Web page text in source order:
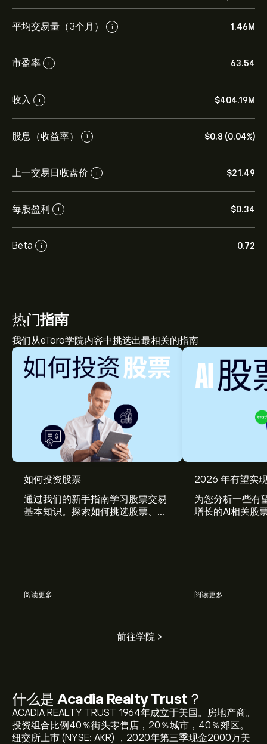
平均交易量（3个月） i 1.46M
市盈率 i 63.54
收入 i ‎$‎404.19M
股息（收益率） i ‎$‎0.8 (0.04%)
上一交易日收盘价 i ‎$‎21.49
每股盈利 i ‎$‎0.34
Beta i 0.72
什么是 Acadia Realty Trust ？
ACADIA REALTY TRUST 1964年成立于美国。房地产商。
投资组合比例40％街头零售店，20％城市，40％郊区。
纽交所上市 (NYSE: AKR) ，2020年第三季现金2000万美
热门指南
我们从eToro学院内容中挑选出最相关的指南
如何投资股票
通过我们的新手指南学习股票交易
基本知识。探索如何挑选股票、管
阅读更多
2026 年有望实
为您分析一些有
增长的AI相关股
阅读更多
前往学院 >
AKR 现价为‎$‎21.49。